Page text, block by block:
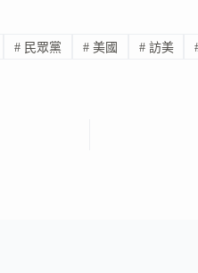
# 民眾黨 #美國 #訪美